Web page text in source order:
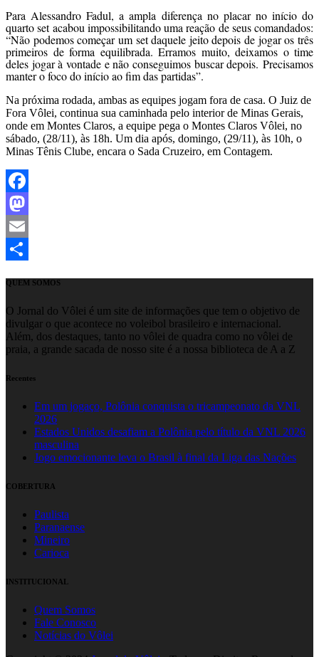
Para Alessandro Fadul, a ampla diferença no placar no início do
quarto set acabou impossibilitando uma reação de seus comandados:
“Não podemos começar um set daquele jeito depois de jogar os três
primeiros de forma equilibrada. Erramos muito, deixamos o time
deles jogar à vontade e não conseguimos buscar depois. Precisamos
manter o foco do início ao fim das partidas”.
Na próxima rodada, ambas as equipes jogam fora de casa. O Juiz de
Fora Vôlei, continua sua caminhada pelo interior de Minas Gerais,
onde em Montes Claros, a equipe pega o Montes Claros Vôlei, no
sábado, (28/11), às 18h. Um dia após, domingo, (29/11), às 10h, o
Minas Tênis Clube, encara o Sada Cruzeiro, em Contagem.
Facebook
Mastodon
Email
QUEM SOMOS
O Jornal do Vôlei é um site de informações que tem o objetivo de
divulgar o que acontece no voleibol brasileiro e internacional.
Além, dos destaques, tanto no vôlei de quadra como no vôlei de
praia, a grande sacada de nosso site é a nossa biblioteca de A a Z
Recentes
Em um jogaço, Polônia conquista o tricampeonato da VNL
2026
Estados Unidos desafiam a Polônia pelo título da VNL 2026
masculina
Jogo emocionante leva o Brasil à final da Liga das Nações
COBERTURA
Paulista
Paranaense
Mineiro
Carioca
INSTITUCIONAL
Quem Somos
Fale Conosco
Notícias do Vôlei